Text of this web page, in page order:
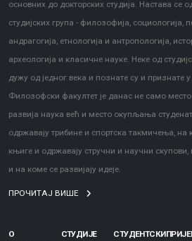
основних до докторских студија. Настава се
студијских група - филозофија, социологија,
андрагогија, етнологија и антропологија,
археологија и класичне науке. Неке од
дужу од једног века и познате су и признате у
Филозофски факултет је данас не само
развија наука већ и место окупљања
одржавају трибине и спортска такмичења,
књиге и одржавају стручни и научни
и на коме се развијају идеје.
ПРОЧИТАЈ ВИШЕ
О
СТУДИЈЕ
СТУДЕНТСКИ